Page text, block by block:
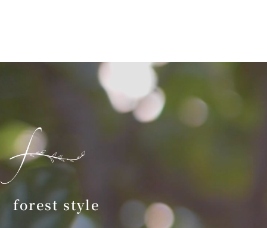
forest style